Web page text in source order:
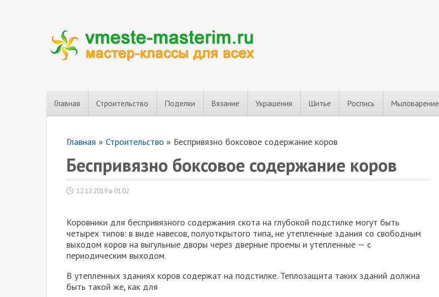
Главная Строительство Поделки Вязание Украшения Шитье Роспись Мыловарение
Главная » Строительство » Беспривязно боксовое содержание коров
Беспривязно боксовое содержание коров
12.12.2019 в 01:02
Коровники для беспривязного содержания скота на глубокой подстилке мо­гут быть
четырех типов: в виде навесов, полуоткрытого ти­па, не утепленные здания со свободным
выходом коров на выгульные дворы через дверные проемы и утепленные — с
периодическим выходом.
В утепленных зданиях коров содержат на подстилке. Теплозащита таких зданий должна
быть такой же, как для